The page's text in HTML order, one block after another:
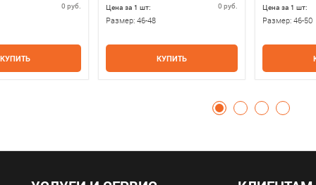
0 руб.
КУПИТЬ
Цена за 1 шт: 0 руб.
Размер: 46-48
КУПИТЬ
Цена за 1 шт:
Размер: 46-50